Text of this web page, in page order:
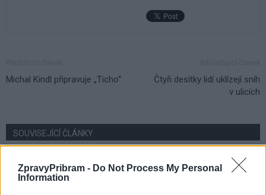
ZpravyPribram - Do Not Process My Personal
Information
Michal Kindl připravuje „Ticho“
Čtyři desítky lidí uklízejí sníh
v ulicích
SOUVISEJÍCÍ ČLÁNKY